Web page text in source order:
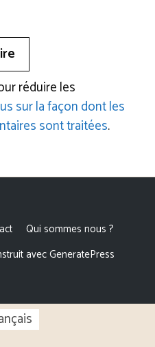
réduire les
sur la façon dont les
sont traitées.
Qui sommes nous ?
avecGeneratePress